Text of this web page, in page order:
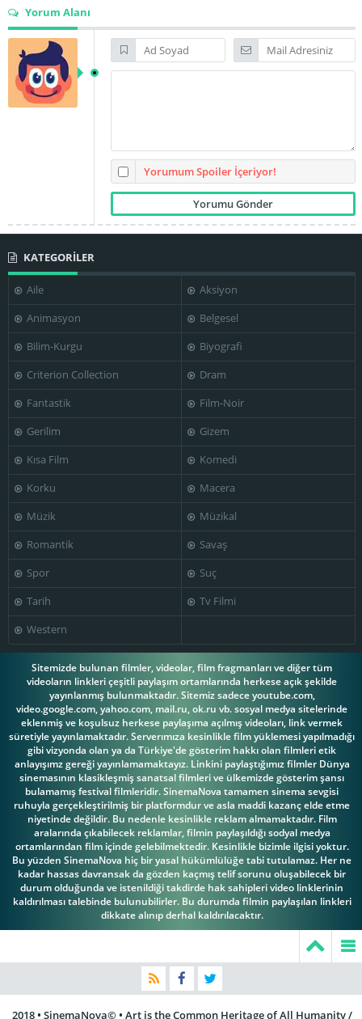
Lupe Carriles Miguel Inclán Roberto Cobo
Luis Buñuel
Yorum Alanı
Yorumum Spoiler İçeriyor!
KATEGORİLER
Aile
Aksiyon
Animasyon
Belgesel
Bilim-Kurgu
Biyografi
Criterion Collection
Dram
Fantastik
Film-Noir
Gerilim
Gizem
Kısa Film
Komedi
Korku
Macera
Müzik
Müzikal
Romantik
Savaş
Spor
Suç
Tarih
Tv Filmi
Western
Sitemizde bulunan filmler, videolar, film fragmanları ve diğer tüm
videoların linkleri çeşitli paylaşım ortamlarında herkese açık şekilde
yayınlanmış bulunmaktadır. Sitemiz sadece youtube.com,
video.google.com, yahoo.com, mail.ru, ok.ru vb. sosyal medya sitelerinde
eklenmiş ve koşulsuz herkese paylaşıma açılmış videoları, link vermek
süretiyle yayınlamaktadır. Serverımıza kesinlikle film yüklemesi yapılmadığı
gibi vizyonda olan ya da Türkiye'de gösterim hakkı olan filmleri etik
anlayışımz gereği yayınlamamaktayız. Linkini paylaştığımız filmler Dünya
sinemasının klasikleşmiş sanatsal filmleri ve ülkemizde gösterim şansı
bulamamış festival filmleridir. SinemaNova tamamen sinema sevgisi
ruhuyla gerçekleştirilmiş bir platformdur ve asla maddi kazanç elde etme
niyetinde değildir. Bu nedenle kesinlikle reklam almamaktadır. Film
aralarında çıkabilecek reklamlar, filmin paylaşıldığı sodyal medya
ortamlarından film içinde gelebilmektedir. Kesinlikle bizimle ilgisi yoktur.
Bu yüzden SinemaNova hiç bir yasal hükümlülüğe tabi tutulamaz. Her ne
kadar hassas davransak da gözden kaçmış telif sorunu oluşabilecek bir
durum olduğunda ve istenildiği takdirde hak sahipleri video linklerinin
kaldırılması talebinde bulunubilirler. Bu durumda filmin paylaşılan linkleri
dikkate alınıp derhal kaldırılacaktır.
2018 • SinemaNova© • Art is the Common Heritage of All Humanity /